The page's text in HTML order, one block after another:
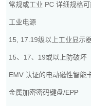
常规或工业 PC 详细规格
工业电源
15, 17.19级以上工业显示
15、17、19或以上防破坏
EMV 认证的电动磁性智能
金属加密密码键盘/EPP